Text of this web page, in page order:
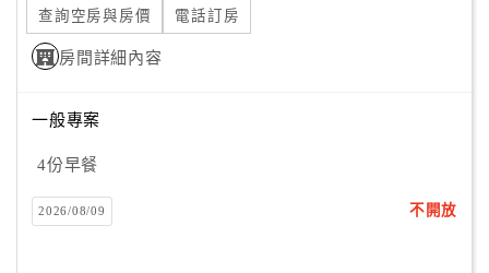
查詢空房與房價 電話訂房
房間詳細內容
一般專案
4份早餐
2026/08/09 不開放